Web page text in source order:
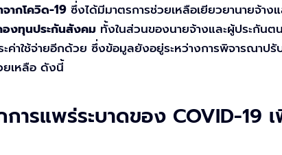
ากโควิด-19 ซึ่งได้มีมาตรการช่วยเหลือเยียวยานายจ้า
งทุนประกันสังคม ทั้งในส่วนของนายจ้างและผู้ประกันต
าใช้จ่ายอีกด้วย ซึ่งข้อมูลยังอยู่ระหว่างการพิจารณาปรั
ยเหลือ ดังนี้
ารแพร่ระบาดของ COVID-19